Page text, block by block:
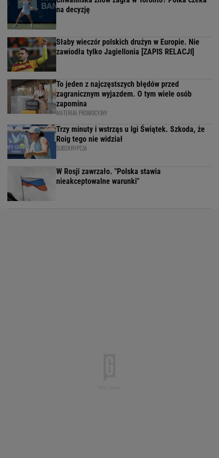
na decyzję
Słaby wieczór polskich drużyn w Europie. Nie
zawiodła tylko Jagiellonia [ZAPIS RELACJI]
To jeden z najczęstszych błędów przed
zagranicznym wyjazdem. O tym wiele osób
zapomina
MATERIAŁ PROMOCYJNY
Trzy minuty i wstrząs u Igi Świątek. Szkoda, że
Roig tego nie widział
SUBSKRYPCJA
W Rosji zawrzało. "Polska stawia
nieakceptowalne warunki"